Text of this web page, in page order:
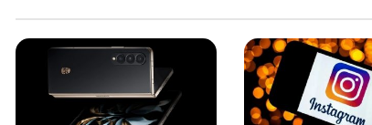
0
4
/
1
9
|